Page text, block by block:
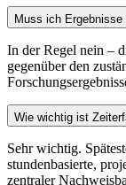
Muss ich
In der Regel nein –
gegenüber den
Wie wichtig ist
Sehr wichtig.
stundenbasierte,
zentraler